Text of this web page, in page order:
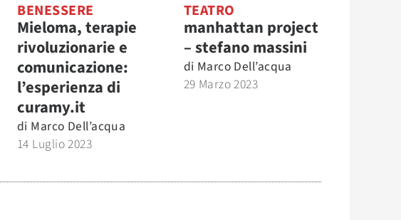
BENESSERE
Mieloma, terapie
rivoluzionarie e
comunicazione:
l’esperienza di
curamy.it
di Marco Dell’acqua
14 Luglio 2023
TEATRO
manhattan project
– stefano massini
di Marco Dell’acqua
29 Marzo 2023